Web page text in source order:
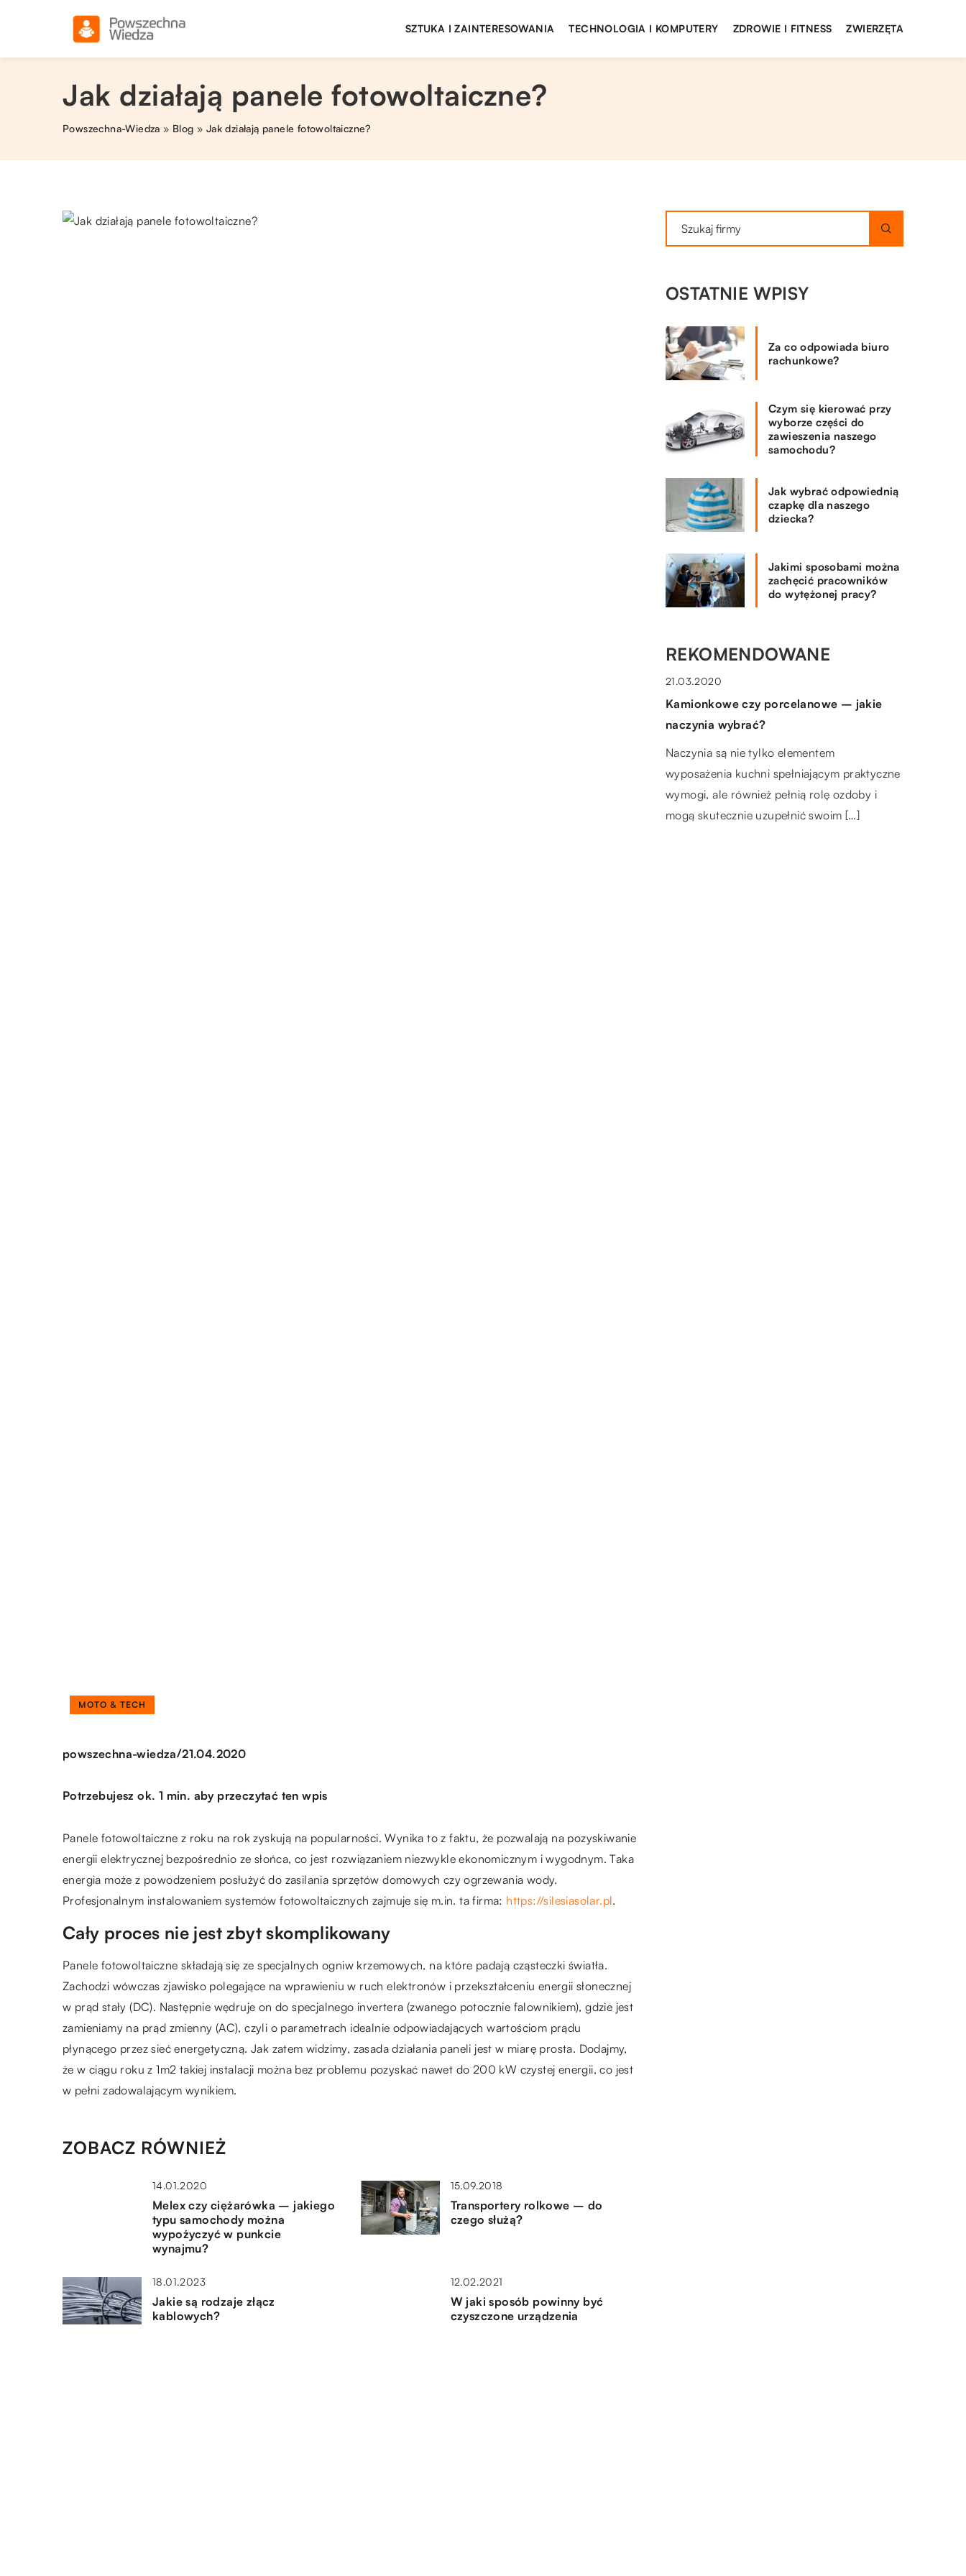
SZTUKA I ZAINTERESOWANIA TECHNOLOGIA I KOMPUTERY ZDROWIE I FITNESS ZWIERZĘTA
Jak działają panele fotowoltaiczne?
Powszechna-Wiedza » Blog » Jak działają panele fotowoltaiczne?
MOTO & TECH
powszechna-wiedza/21.04.2020
Potrzebujesz ok. 1 min. aby przeczytać ten wpis
Panele fotowoltaiczne z roku na rok zyskują na popularności. Wynika to z faktu, że pozwalają na pozyskiwanie
energii elektrycznej bezpośrednio ze słońca, co jest rozwiązaniem niezwykle ekonomicznym i wygodnym. Taka
energia może z powodzeniem posłużyć do zasilania sprzętów domowych czy ogrzewania wody.
Profesjonalnym instalowaniem systemów fotowoltaicznych zajmuje się m.in. ta firma: https://silesiasolar.pl.
Cały proces nie jest zbyt skomplikowany
Panele fotowoltaiczne składają się ze specjalnych ogniw krzemowych, na które padają cząsteczki światła.
Zachodzi wówczas zjawisko polegające na wprawieniu w ruch elektronów i przekształceniu energii słonecznej
w prąd stały (DC). Następnie wędruje on do specjalnego invertera (zwanego potocznie falownikiem), gdzie jest
zamieniamy na prąd zmienny (AC), czyli o parametrach idealnie odpowiadających wartościom prądu
płynącego przez sieć energetyczną. Jak zatem widzimy, zasada działania paneli jest w miarę prosta. Dodajmy,
że w ciągu roku z 1m2 takiej instalacji można bez problemu pozyskać nawet do 200 kW czystej energii, co jest
w pełni zadowalającym wynikiem.
ZOBACZ RÓWNIEŻ
14.01.2020
Melex czy ciężarówka – jakiego
typu samochody można
wypożyczyć w punkcie
wynajmu?
15.09.2018
Transportery rolkowe – do
czego służą?
18.01.2023
Jakie są rodzaje złącz
kablowych?
12.02.2021
W jaki sposób powinny być
czyszczone urządzenia
OSTATNIE WPISY
Za co odpowiada biuro
rachunkowe?
Czym się kierować przy
wyborze części do
zawieszenia naszego
samochodu?
Jak wybrać odpowiednią
czapkę dla naszego
dziecka?
Jakimi sposobami można
zachęcić pracowników
do wytężonej pracy?
REKOMENDOWANE
DOM I OTOCZENIE
21.03.2020
Kamionkowe czy porcelanowe – jakie
naczynia wybrać?
Naczynia są nie tylko elementem
wyposażenia kuchni spełniającym praktyczne
wymogi, ale również pełnią rolę ozdoby i
mogą skutecznie uzupełnić swoim […]